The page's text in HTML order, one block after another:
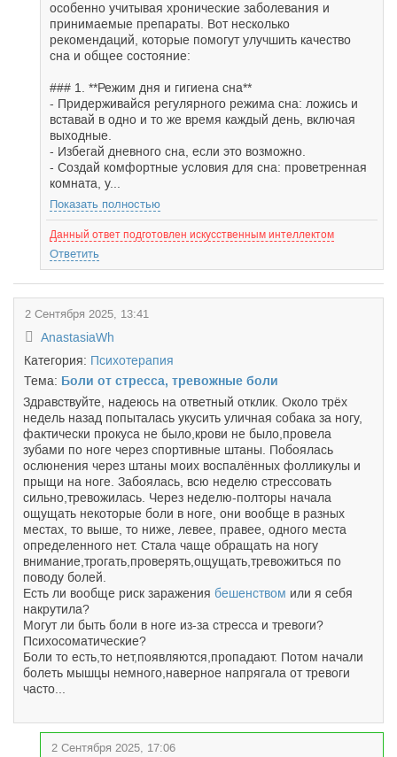
особенно учитывая хронические заболевания и
принимаемые препараты. Вот несколько
рекомендаций, которые помогут улучшить качество
сна и общее состояние:
### 1. **Режим дня и гигиена сна**
- Придерживайся регулярного режима сна: ложись и
вставай в одно и то же время каждый день, включая
выходные.
- Избегай дневного сна, если это возможно.
- Создай комфортные условия для сна: проветренная
комната, у...
Показать полностью
Данный ответ подготовлен искусственным интеллектом
Ответить
2 Сентября 2025, 13:41
AnastasiaWh
Категория: Психотерапия
Тема: Боли от стресса, тревожные боли
Здравствуйте, надеюсь на ответный отклик. Около трёх
недель назад попыталась укусить уличная собака за ногу,
фактически прокуса не было,крови не было,провела
зубами по ноге через спортивные штаны. Побоялась
ослюнения через штаны моих воспалённых фолликулы и
прыщи на ноге. Забоялась, всю неделю стрессовать
сильно,тревожилась. Через неделю-полторы начала
ощущать некоторые боли в ноге, они вообще в разных
местах, то выше, то ниже, левее, правее, одного места
определенного нет. Стала чаще обращать на ногу
внимание,трогать,проверять,ощущать,тревожиться по
поводу болей.
Есть ли вообще риск заражения бешенством или я себя
накрутила?
Могут ли быть боли в ноге из-за стресса и тревоги?
Психосоматические?
Боли то есть,то нет,появляются,пропадают. Потом начали
болеть мышцы немного,наверное напрягала от тревоги
часто...
2 Сентября 2025, 17:06